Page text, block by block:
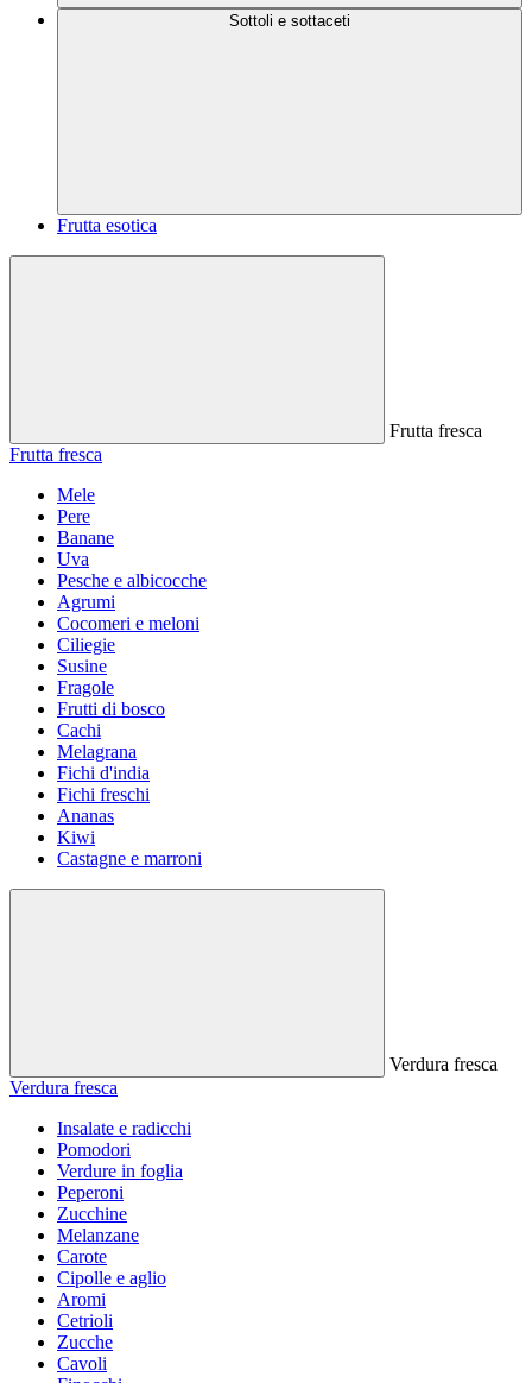
Sottoli e sottaceti
Frutta esotica
Frutta fresca
Frutta fresca
Mele
Pere
Banane
Uva
Pesche e albicocche
Agrumi
Cocomeri e meloni
Ciliegie
Susine
Fragole
Frutti di bosco
Cachi
Melagrana
Fichi d'india
Fichi freschi
Ananas
Kiwi
Castagne e marroni
Verdura fresca
Verdura fresca
Insalate e radicchi
Pomodori
Verdure in foglia
Peperoni
Zucchine
Melanzane
Carote
Cipolle e aglio
Aromi
Cetrioli
Zucche
Cavoli